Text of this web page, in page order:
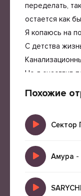
переделать,
остается как
Я копаюсь на
С детства
Но я счастлив
Похожие
Сектор
Амура -